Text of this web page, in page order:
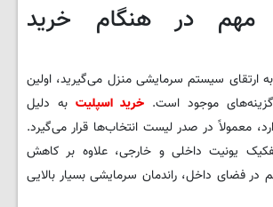
مهم در هنگام خرید
ارتقای سیستم سرمایشی منزل می‌گیرید، اولین
موجود است. خرید اسپلیت به دلیل
معمولاً در صدر لیست انتخاب‌ها قرار می‌گیرد.
یونیت داخلی و خارجی، علاوه بر کاهش
فضای داخل، راندمان سرمایشی بسیار بالایی